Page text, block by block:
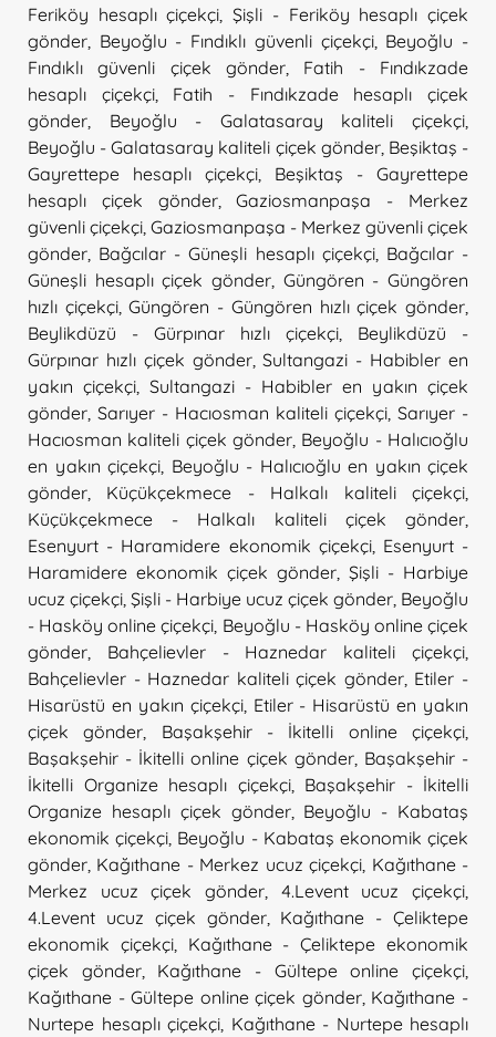
Feriköy hesaplı çiçekçi ,Şişli - Feriköy hesaplı çiçek
gönder Beyoğlu - Fındıklı güvenli çiçekçi, Beyoğlu -
Fındıklı güvenli çiçek gönder
Fatih - Fındıkzade
hesaplı çiçekçi, Fatih - Fındıkzade hesaplı çiçek
gönder
Beyoğlu - Galatasaray kaliteli çiçekçi
Beyoğlu - Galatasaray kaliteli çiçek gönder, Beşiktaş -
Gayrettepe hesaplı çiçekçi
Beşiktaş - Gayrettepe
hesaplı çiçek gönder,Gaziosmanpaşa - Merkez
güvenli çiçekçi Gaziosmanpaşa - Merkez güvenli çiçek
gönder Bağcılar - Güneşli hesaplı çiçekçi, Bağcılar -
Güneşli hesaplı çiçek gönder Güngören - Güngören
hızlı çiçekçi,Güngören - Güngören hızlı çiçek gönder
Beylikdüzü - Gürpınar hızlı çiçekçi
Beylikdüzü -
Gürpınar hızlı çiçek gönder,Sultangazi - Habibler en
yakın çiçekçi Sultangazi - Habibler en yakın çiçek
gönder Sarıyer - Hacıosman kaliteli çiçekçi Sarıyer -
Hacıosman kaliteli çiçek gönder Beyoğlu - Halıcıoğlu
en yakın çiçekçi Beyoğlu - Halıcıoğlu en yakın çiçek
gönder
Küçükçekmece - Halkalı kaliteli çiçekçi
Küçükçekmece - Halkalı kaliteli çiçek gönder
Esenyurt - Haramidere ekonomik çiçekçi, Esenyurt -
Haramidere ekonomik çiçek gönder Şişli - Harbiye
ucuz çiçekçi Şişli - Harbiye ucuz çiçek gönder Beyoğlu
- Hasköy online çiçekçi Beyoğlu - Hasköy online çiçek
gönder
Bahçelievler - Haznedar kaliteli çiçekçi
Bahçelievler - Haznedar kaliteli çiçek gönder, Etiler -
Hisarüstü en yakın çiçekçi, Etiler - Hisarüstü en yakın
çiçek gönder
Başakşehir - İkitelli online çiçekçi
Başakşehir - İkitelli online çiçek gönder, Başakşehir -
İkitelli Organize hesaplı çiçekçi, Başakşehir - İkitelli
Organize hesaplı çiçek gönder, Beyoğlu - Kabataş
ekonomik çiçekçi Beyoğlu - Kabataş ekonomik çiçek
gönder Kağıthane - Merkez ucuz çiçekçi Kağıthane -
Merkez ucuz çiçek gönder
4.Levent ucuz çiçekçi
4.Levent ucuz çiçek gönder, Kağıthane - Çeliktepe
ekonomik çiçekçi, Kağıthane - Çeliktepe ekonomik
çiçek gönder, Kağıthane - Gültepe online çiçekçi
Kağıthane - Gültepe online çiçek gönder, Kağıthane -
Nurtepe hesaplı çiçekçi Kağıthane - Nurtepe hesaplı